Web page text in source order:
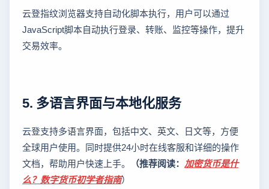
云登指纹浏览器支持自动化脚本执行，用户可以通过
JavaScript脚本自动执行登录、转账、监控等操作，提升
交易效率。
5. 多语言界面与本地化服务
云登支持多语言界面，包括中文、英文、日文等，方便
全球用户使用。同时提供24小时在线客服和详细的操作
文档，帮助用户快速上手。
（推荐阅读： 加密货币是什
么？数字货币初学者指南）